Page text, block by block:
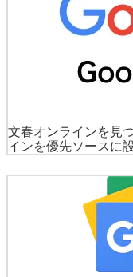
文春オンラインを見
インを優先ソースに